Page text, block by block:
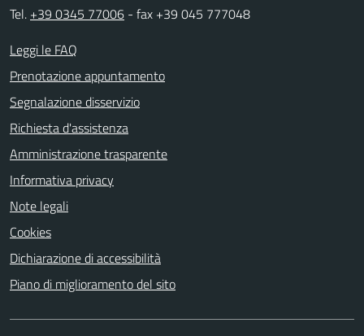
Tel. +39 0345 77006 - fax +39 045 777048
Leggi le FAQ
Prenotazione appuntamento
Segnalazione disservizio
Richiesta d'assistenza
Amministrazione trasparente
Informativa privacy
Note legali
Cookies
Dichiarazione di accessibilità
Piano di miglioramento del sito